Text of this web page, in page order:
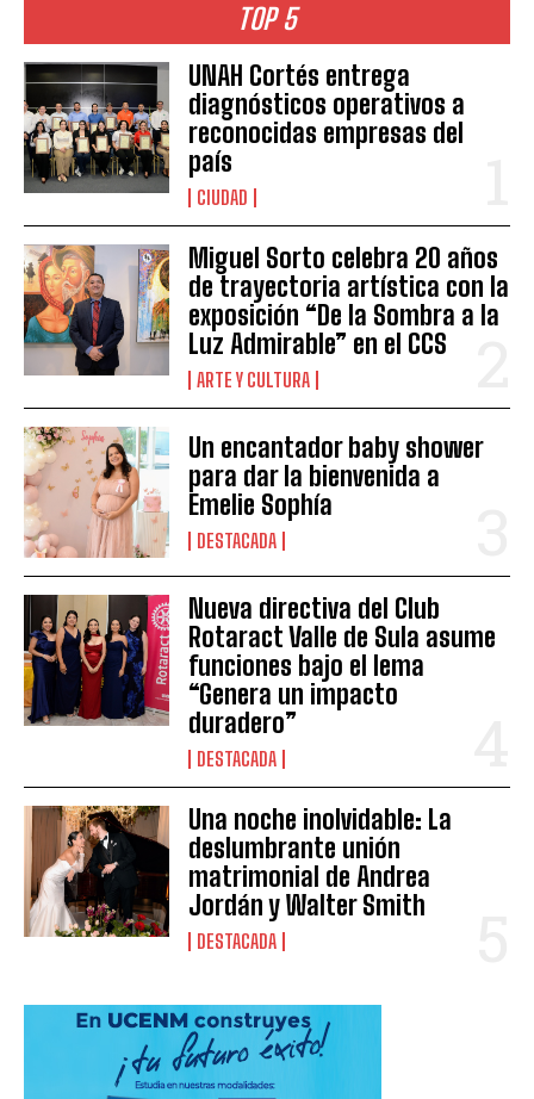
TOP 5
UNAH Cortés entrega
diagnósticos operativos a
reconocidas empresas del
país
CIUDAD
Miguel Sorto celebra 20 años
de trayectoria artística con la
exposición “De la Sombra a la
Luz Admirable” en el CCS
ARTE Y CULTURA
Un encantador baby shower
para dar la bienvenida a
Emelie Sophía
DESTACADA
Nueva directiva del Club
Rotaract Valle de Sula asume
funciones bajo el lema
“Genera un impacto
duradero”
DESTACADA
Una noche inolvidable: La
deslumbrante unión
matrimonial de Andrea
Jordán y Walter Smith
DESTACADA